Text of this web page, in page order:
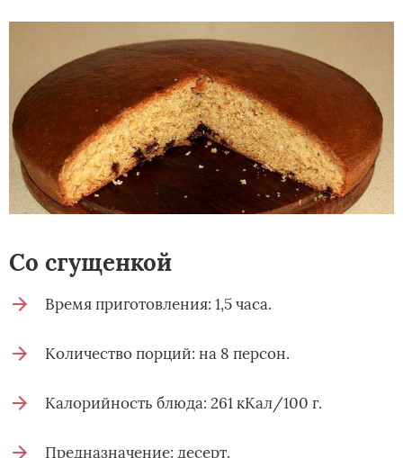
Со сгущенкой
Время приготовления: 1,5 часа.
Количество порций: на 8 персон.
Калорийность блюда: 261 кКал/100 г.
Предназначение: десерт.